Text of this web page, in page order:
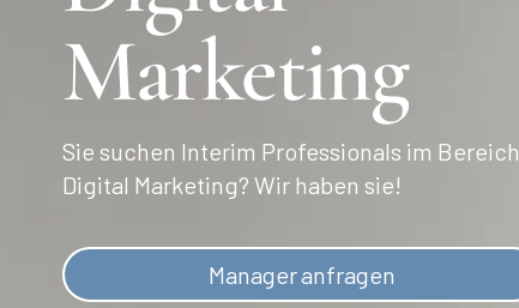
Marketing
Sie suchen Interim Professionals im Bereich
Digital Marketing? Wir haben sie!
Manager anfragen